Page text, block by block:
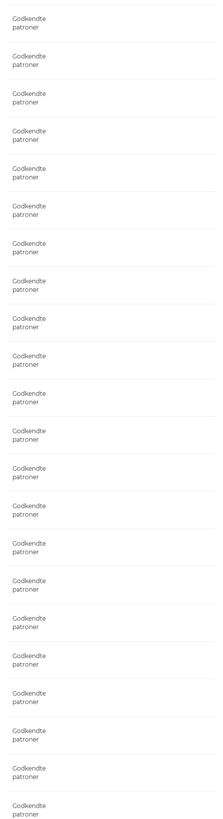
Godkendte
patroner
Godkendte
patroner
Godkendte
patroner
Godkendte
patroner
Godkendte
patroner
Godkendte
patroner
Godkendte
patroner
Godkendte
patroner
Godkendte
patroner
Godkendte
patroner
Godkendte
patroner
Godkendte
patroner
Godkendte
patroner
Godkendte
patroner
Godkendte
patroner
Godkendte
patroner
Godkendte
patroner
Godkendte
patroner
Godkendte
patroner
Godkendte
patroner
Godkendte
patroner
Godkendte
patroner